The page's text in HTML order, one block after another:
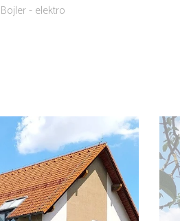
Bojler - elektro